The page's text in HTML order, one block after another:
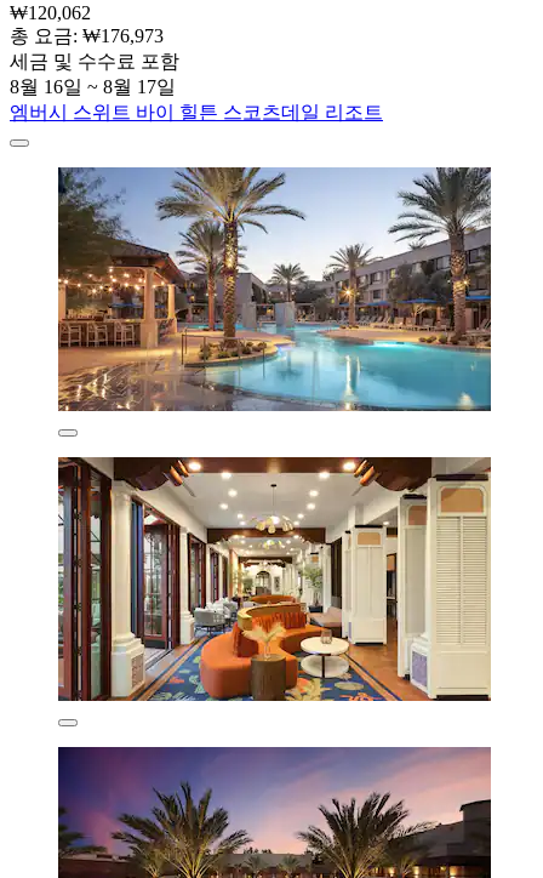
₩120,062
총 요금: ₩176,973
세금 및 수수료 포함
8월 16일 ~ 8월 17일
엠버시 스위트 바이 힐튼 스코츠데일 리조트